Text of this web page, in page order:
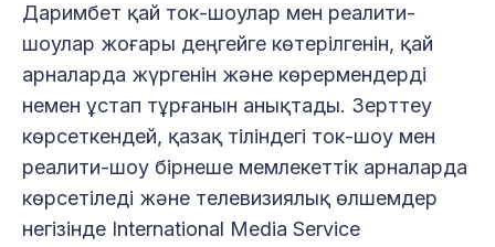
Даримбет қай ток-шоулар мен реалити-
шоулар жоғары деңгейге көтерілгенін, қай
арналарда жүргенін және көрермендерді
немен ұстап тұрғанын анықтады. Зерттеу
көрсеткендей, қазақ тіліндегі ток-шоу мен
реалити-шоу бірнеше мемлекеттік арналарда
көрсетіледі және телевизиялық өлшемдер
негізінде International Media Service